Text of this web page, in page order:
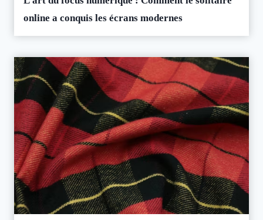
online a conquis les écrans modernes